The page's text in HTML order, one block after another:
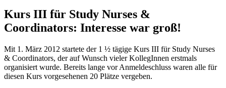
Kurs III für Study Nurses &
Coordinators: Interesse war groß!
Mit 1. März 2012 startete der 1 ½ tägige Kurs III für Study Nurses
& Coordinators, der auf Wunsch vieler KollegInnen erstmals
organisiert wurde. Bereits lange vor Anmeldeschluss waren alle für
diesen Kurs vorgesehenen 20 Plätze vergeben.